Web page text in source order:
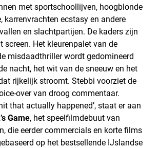
met sportschoollijven, hoogblonde
karrenvrachten ecstasy en andere
en slachtpartijen. De kaders zijn
screen. Het kleurenpalet van de
misdaadthriller wordt gedomineerd
nacht, het wit van de sneeuw en het
rijkelijk stroomt. Stebbi voorziet de
over van droog commentaar.
that actually happened’, staat er aan
Game, het speelfilmdebuut van
die eerder commercials en korte films
op het bestsellende IJslandse